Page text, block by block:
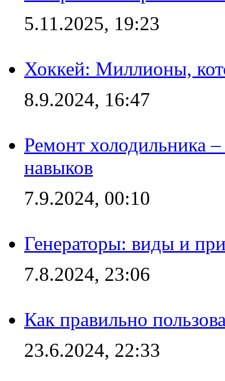
5.11.2025, 19:23
Хоккей: Миллионы,
8.9.2024, 16:47
Ремонт холодильника
навыков
7.9.2024, 00:10
Генераторы: виды и
7.8.2024, 23:06
Как правильно
23.6.2024, 22:33